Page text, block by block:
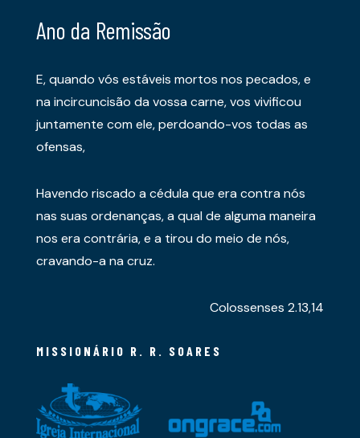
Ano da Remissão
E, quando vós estáveis mortos nos pecados, e
na incircuncisão da vossa carne, vos vivificou
juntamente com ele, perdoando-vos todas as
ofensas,
Havendo riscado a cédula que era contra nós
nas suas ordenanças, a qual de alguma maneira
nos era contrária, e a tirou do meio de nós,
cravando-a na cruz.
Colossenses 2.13,14
MISSIONÁRIO R. R. SOARES